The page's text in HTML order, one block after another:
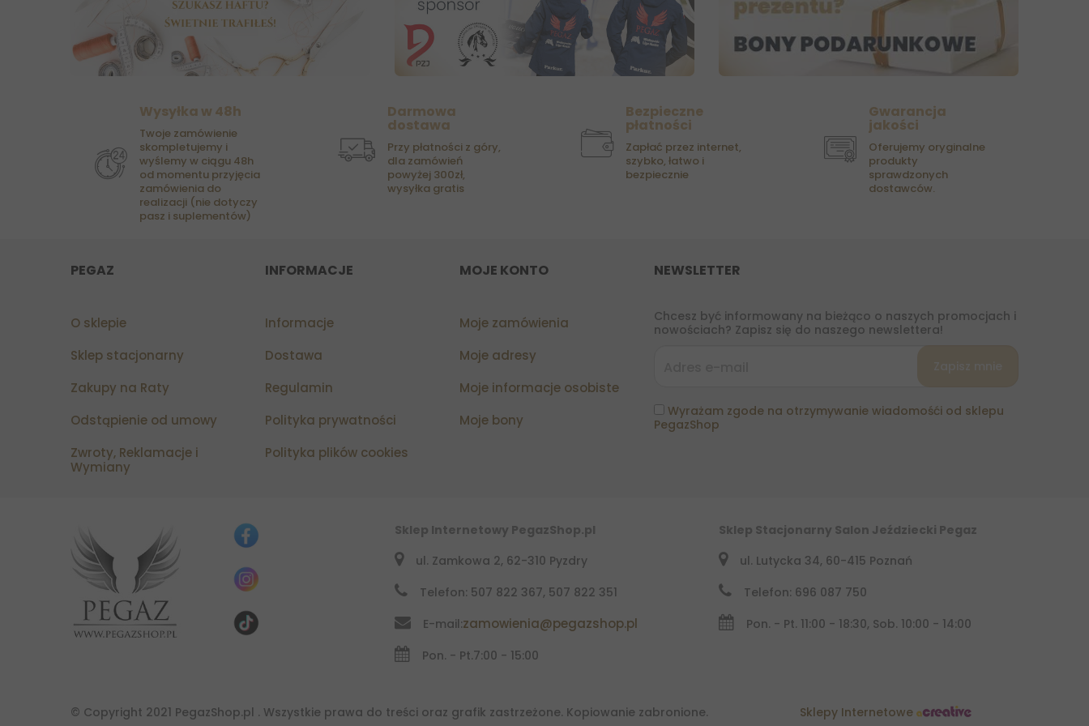
Wysyłka w 48h
Twoje zamówienie
skompletujemy i
wyślemy w ciągu 48h
od momentu przyjęcia
zamówienia do
realizacji (nie dotyczy
pasz i suplementów)
Darmowa
dostawa
Przy płatności z góry,
dla zamówień
powyżej 300zł,
wysyłka gratis
Bezpieczne
płatności
Zapłać przez internet,
szybko, łatwo i
bezpiecznie
Gwarancja
jakości
Oferujemy oryginalne
produkty
sprawdzonych
dostawców.
PEGAZ
O sklepie
Sklep stacjonarny
Zakupy na Raty
Odstąpienie od umowy
Zwroty, Reklamacje i
Wymiany
INFORMACJE
Informacje
Dostawa
Regulamin
Polityka prywatności
Polityka plików cookies
MOJE KONTO
Moje zamówienia
Moje adresy
Moje informacje osobiste
Moje bony
NEWSLETTER
Chcesz być informowany na bieżąco o naszych promocjach i
nowościach? Zapisz się do naszego newslettera!
Wyrażam zgode na otrzymywanie wiadomośći od sklepu
PegazShop
Sklep Internetowy PegazShop.pl
ul. Zamkowa 2, 62-310 Pyzdry
Telefon: 507 822 367, 507 822 351
E-mail:zamowienia@pegazshop.pl
Pon. - Pt.7:00 - 15:00
Sklep Stacjonarny Salon Jeździecki Pegaz
ul. Lutycka 34, 60-415 Poznań
Telefon: 696 087 750
Pon. - Pt. 11:00 - 18:30, Sob. 10:00 - 14:00
© Copyright 2021 PegazShop.pl . Wszystkie prawa do treści oraz grafik zastrzeżone. Kopiowanie zabronione. Sklepy Internetowe